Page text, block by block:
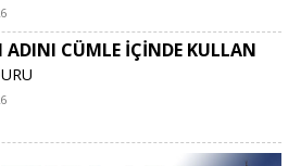
ADINI CÜMLE İÇİNDE KULLAN